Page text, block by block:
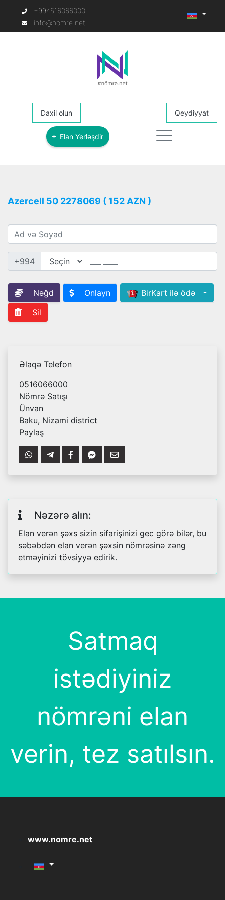
+994516066000
info@nomre.net
Daxil olun Qeydiyyat
Elan Yerləşdir
Azercell 50 2278069 ( 152 AZN )
+994
Nəğd Onlayn
BirKart ilə ödə
Sil
Əlaqə Telefon
0516066000
Nömrə Satışı
Ünvan
Baku, Nizami district
Paylaş
Nəzərə alın:
Elan verən şəxs sizin sifarişinizi gec görə bilər, bu
səbəbdən elan verən şəxsin nömrəsinə zəng
etməyinizi tövsiyyə edirik.
Satmaq
istədiyiniz
nömrəni elan
verin, tez satılsın.
www.nomre.net